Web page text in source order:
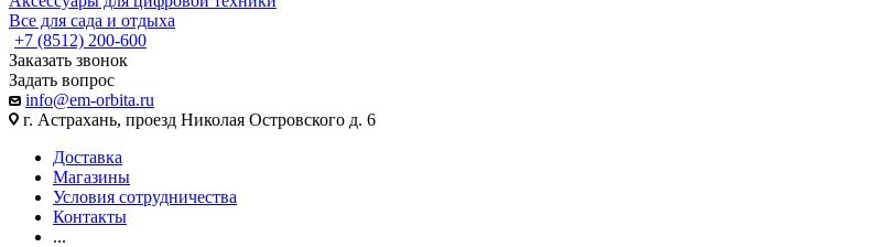
Все для сада и отдыха
+7 (8512) 200-600
Заказать звонок
Задать вопрос
info@em-orbita.ru
г. Астрахань, проезд Николая Островского д. 6
Доставка
Магазины
Условия сотрудничества
Контакты
...